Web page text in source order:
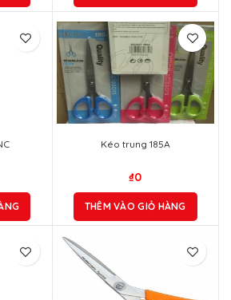
Kéo trung 185A
₫0
THÊM VÀO GIỎ HÀNG